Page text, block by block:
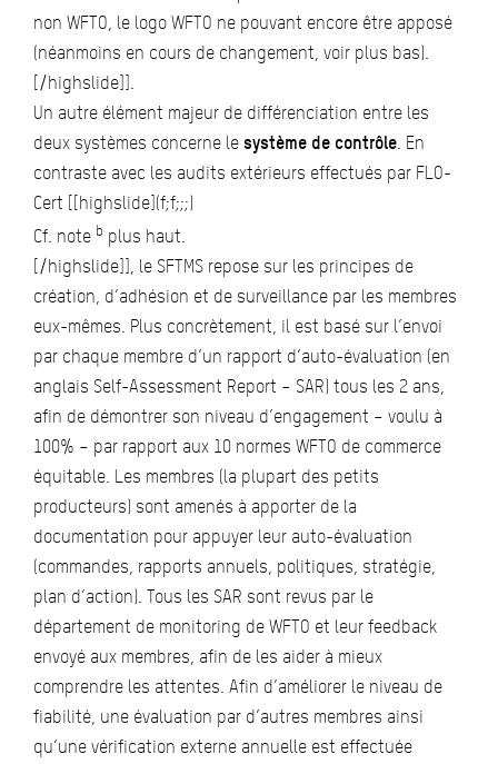
non WFTO, le logo WFTO ne pouvant encore être apposé
(néanmoins en cours de changement, voir plus bas).
[/highslide]].
Un autre élément majeur de différenciation entre les
deux systèmes concerne le système de contrôle. En
contraste avec les audits extérieurs effectués par FLO-
Cert [[highslide](f;f;;;)
Cf. note b plus haut.
[/highslide]], le SFTMS repose sur les principes de
création, d’adhésion et de surveillance par les membres
eux-mêmes. Plus concrètement, il est basé sur l’envoi
par chaque membre d’un rapport d’auto-évaluation (en
anglais Self-Assessment Report – SAR) tous les 2 ans,
afin de démontrer son niveau d’engagement – voulu à
100% – par rapport aux 10 normes WFTO de commerce
équitable. Les membres (la plupart des petits
producteurs) sont amenés à apporter de la
documentation pour appuyer leur auto-évaluation
(commandes, rapports annuels, politiques, stratégie,
plan d’action). Tous les SAR sont revus par le
département de monitoring de WFTO et leur feedback
envoyé aux membres, afin de les aider à mieux
comprendre les attentes. Afin d’améliorer le niveau de
fiabilité, une évaluation par d’autres membres ainsi
qu’une vérification externe annuelle est effectuée